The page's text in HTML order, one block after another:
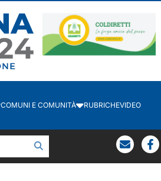
COMUNI E COMUNITÀ RUBRICHEVIDEO